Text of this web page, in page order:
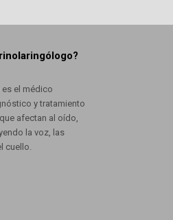
el médico
y tratamiento
afectan al oído,
la voz, las
cuello.